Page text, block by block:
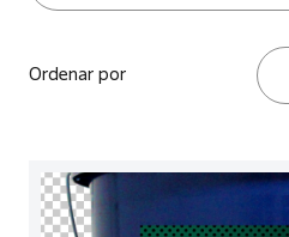
Ordenar por